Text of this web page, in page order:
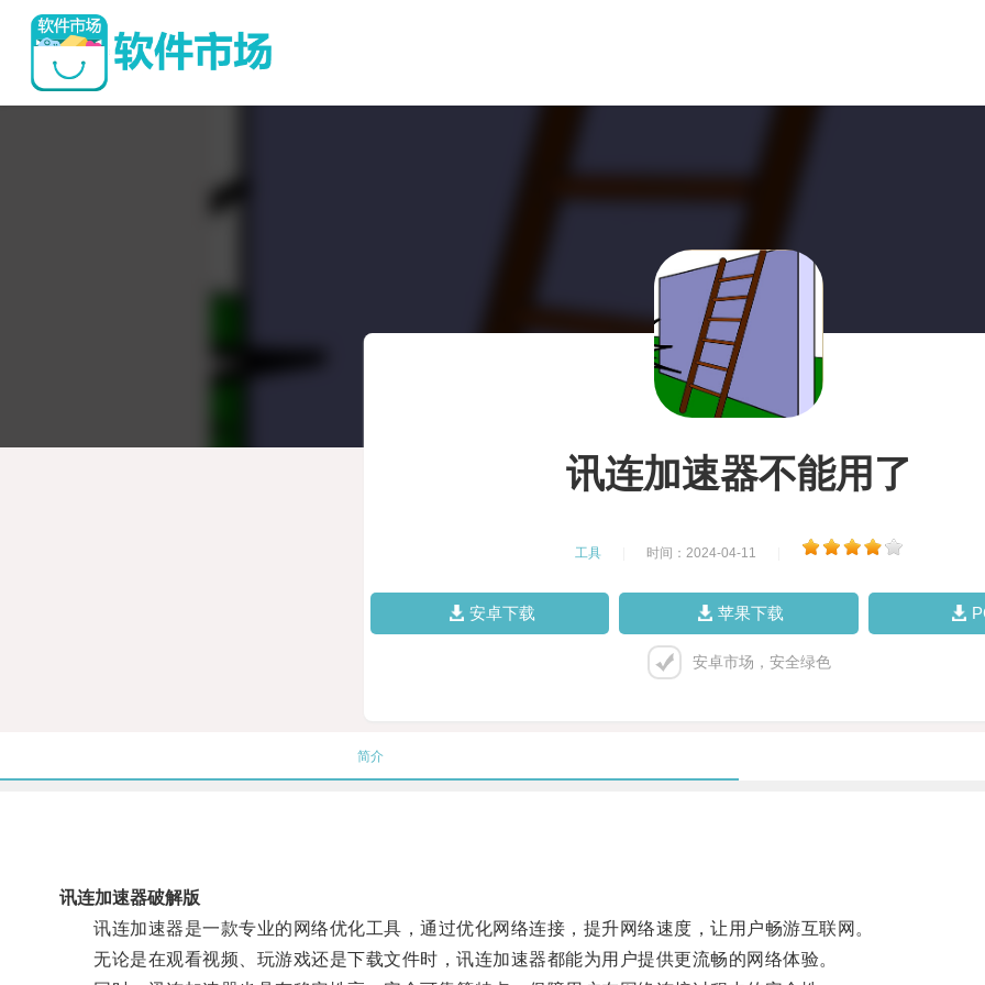
讯连加速器不能用了
工具 时间：2024-04-11
安卓下载 苹果下载
安卓市场，安全绿色
简介
讯连加速器破解版
讯连加速器是一款专业的网络优化工具，通过优化网络连接，提升网络速度，让用户畅游互联网。
无论是在观看视频、玩游戏还是下载文件时，讯连加速器都能为用户提供更流畅的网络体验。